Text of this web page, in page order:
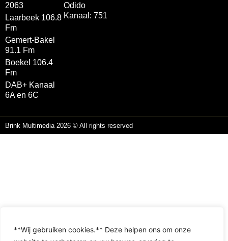
**Wij gebruiken cookies.** Deze helpen ons om onze
2063
Laarbeek 106.8
Fm
Gemert-Bakel
91.1 Fm
Boekel 106.4
Fm
DAB+ Kanaal
6A en 6C
Odido
Kanaal: 751
Brink Multimedia 2026 © All rights reserved